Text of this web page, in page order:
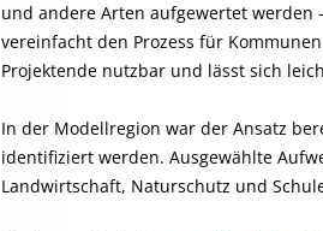
und andere Arten aufgewertet werden
vereinfacht den Prozess für
Projektende nutzbar und lässt sich
In der Modellregion war der Ansatz
identifiziert werden. Ausgewählte
Landwirtschaft, Naturschutz und